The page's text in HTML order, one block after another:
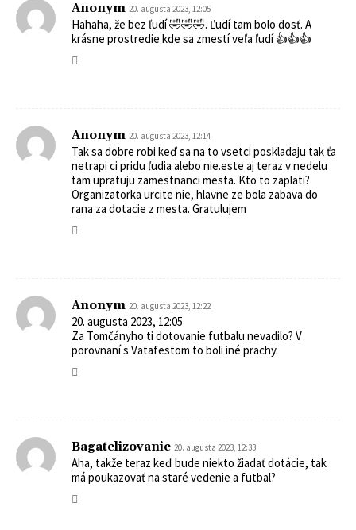
Anonym 20. augusta 2023, 12:05
Hahaha, že bez ľudí 🤣🤣🤣. Ľudí tam bolo dosť. A
krásne prostredie kde sa zmestí veľa ľudí 👍👍👍
Anonym 20. augusta 2023, 12:14
Tak sa dobre robi keď sa na to vsetci poskladaju tak ťa
netrapi ci pridu ľudia alebo nie.este aj teraz v nedelu
tam upratuju zamestnanci mesta. Kto to zaplati?
Organizatorka urcite nie, hlavne ze bola zabava do
rana za dotacie z mesta. Gratulujem
Anonym 20. augusta 2023, 12:22
20. augusta 2023, 12:05
Za Tomčányho ti dotovanie futbalu nevadilo? V
porovnaní s Vatafestom to boli iné prachy.
Bagatelizovanie 20. augusta 2023, 12:33
Aha, takže teraz keď bude niekto žiadať dotácie, tak
má poukazovať na staré vedenie a futbal?